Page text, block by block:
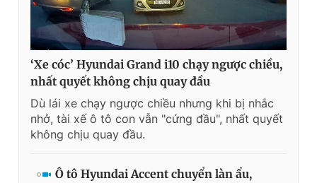
‘Xe cóc’ Hyundai Grand i10 chạy ngược chiều,
nhất quyết không chịu quay đầu
Dù lái xe chạy ngược chiều nhưng khi bị nhắc
nhở, tài xế ô tô con vẫn "cứng đầu", nhất quyết
không chịu quay đầu.
Ô tô Hyundai Accent chuyển làn ẩu,